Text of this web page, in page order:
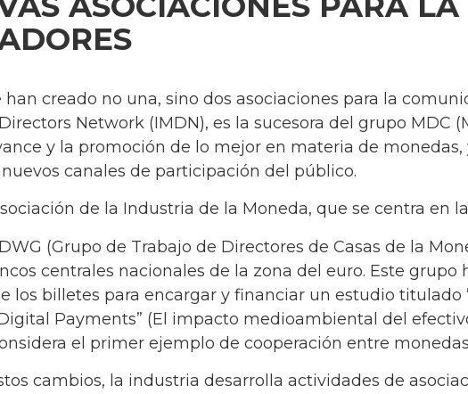
creado no una, sino dos asociaciones para la
Network (IMDN), es la sucesora del grupo MDC
y la promoción de lo mejor en materia de monedas,
canales de participación del público.
de la Industria de la Moneda, que se centra en
(Grupo de Trabajo de Directores de Casas de la
centrales nacionales de la zona del euro. Este grupo
los billetes para encargar y financiar un estudio titulado
Payments” (El impacto medioambiental del
el primer ejemplo de cooperación entre
cambios, la industria desarrolla actividades de